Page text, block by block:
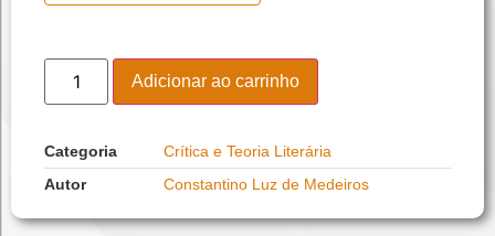
Adicionar ao carrinho
Categoria
Crítica e Teoria Literária
Autor
Constantino Luz de Medeiros